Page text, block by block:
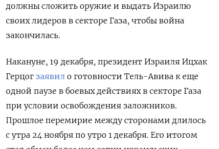
должны сложить оружие и выдать Израилю
своих лидеров в секторе Газа, чтобы война
закончилась.
Накануне, 19 декабря, президент Израиля Ицхак
Герцог заявил о готовности Тель-Авива к еще
одной паузе в боевых действиях в секторе Газа
при условии освобождения заложников.
Прошлое перемирие между сторонами длилось
с утра 24 ноября по утро 1 декабря. Его итогом